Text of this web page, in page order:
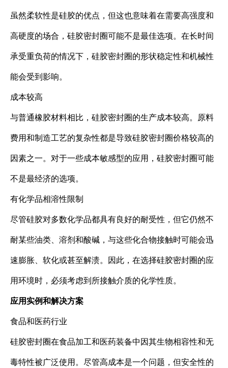
虽然柔软性是硅胶的优点，但这也意味着在需要高强度和
高硬度的场合，硅胶密封圈可能不是最佳选项。在长时间
承受重负荷的情况下，硅胶密封圈的形状稳定性和机械性
能会受到影响。
成本较高
与普通橡胶材料相比，硅胶密封圈的生产成本较高。原料
费用和制造工艺的复杂性都是导致硅胶密封圈价格较高的
因素之一。对于一些成本敏感型的应用，硅胶密封圈可能
不是最经济的选项。
有化学品相溶性限制
尽管硅胶对多数化学品都具有良好的耐受性，但它仍然不
耐某些油类、溶剂和酸碱，与这些化合物接触时可能会迅
速膨胀、软化或甚至解溃。因此，在选择硅胶密封圈的应
用环境时，必须考虑到所接触介质的化学性质。
应用实例和解决方案
食品和医药行业
硅胶密封圈在食品加工和医药装备中因其生物相容性和无
毒特性被广泛使用。尽管高成本是一个问题，但安全性的